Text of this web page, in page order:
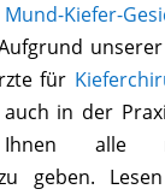
Kiefer-
für
in der
alle
geben.